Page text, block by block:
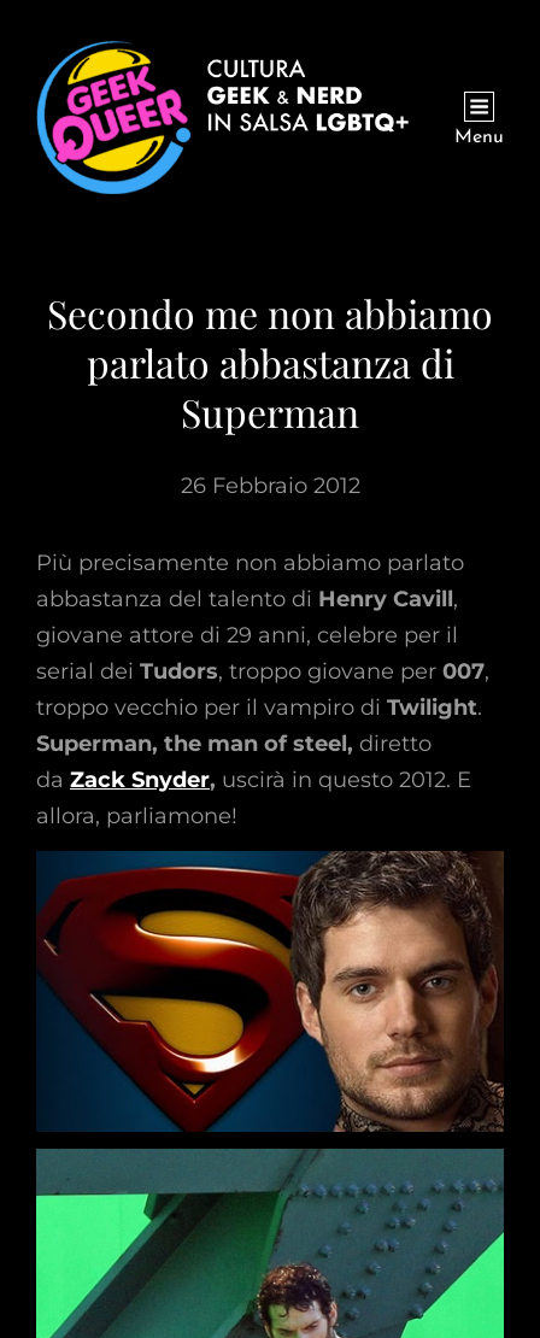
Menu
Secondo me non abbiamo
parlato abbastanza di
Superman
26 Febbraio 2012
Più precisamente non abbiamo parlato
abbastanza del talento di Henry Cavill,
giovane attore di 29 anni, celebre per il
serial dei Tudors, troppo giovane per 007,
troppo vecchio per il vampiro di Twilight.
Superman, the man of steel, diretto
da Zack Snyder, uscirà in questo 2012. E
allora, parliamone!